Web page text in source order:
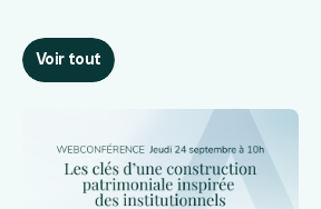
Voir tout